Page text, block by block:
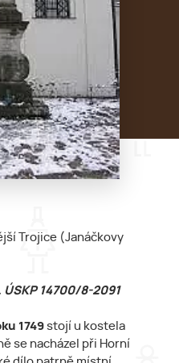
Trojice (Janáčkovy
14700/8-2091
1749 stojí u kostela
se nacházel při Horní